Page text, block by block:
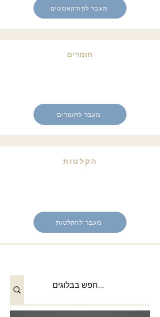
מעבר לפודקאסטים
חומרים
מעבר לחומרים
הקלטות
מעבר להקלטות